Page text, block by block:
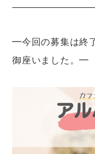
━今回の募集は終
御座いました。━